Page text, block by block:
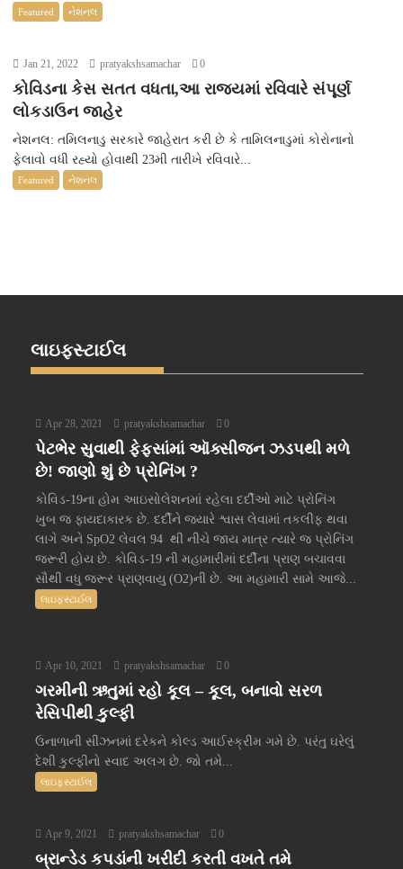
Featured નેશનલ
Jan 21, 2022 pratyakshsamachar 0
કોવિડના કેસ સતત વધતા,આ રાજ્યમાં રવિવારે સંપૂર્ણ
લોકડાઉન જાહેર
નેશનલ: તમિલનાડુ સરકારે જાહેરાત કરી છે કે તામિલનાડુમાં કોરોનાનો
ફેલાવો વધી રહ્યો હોવાથી 23મી તારીખે રવિવારે...
Featured નેશનલ
લાઇફસ્ટાઈલ
Apr 28, 2021 pratyakshsamachar 0
પેટભેર સુવાથી ફેફસાંમાં ઑક્સીજન ઝડપથી મળે
છે! જાણો શું છે પ્રોનિંગ ?
કોવિડ-19ના હોમ આઇસોલેશનમાં રહેલા દર્દીઓ માટે પ્રોનિંગ
ખુબ જ ફાયદાકારક છે. દર્દીને જ્યારે શ્વાસ લેવામાં તકલીફ થવા
લાગે અને SpO2 લેવલ 94 થી નીચે જાય માત્ર ત્યારે જ પ્રોનિંગ
જરૂરી હોય છે. કોવિડ-19 ની મહામારીમાં દર્દીના પ્રાણ બચાવવા
સૌથી વધુ જરૂર પ્રાણવાયુ (O2)ની છે. આ મહામારી સામે આજે...
લાઇફસ્ટાઈલ
Apr 10, 2021 pratyakshsamachar 0
ગરમીની ઋતુમાં રહો કૂલ – કૂલ, બનાવો સરળ
રેસિપીથી કુલ્ફી
ઉનાળાની સીઝનમાં દરેકને કોલ્ડ આઈસ્ક્રીમ ગમે છે. પરંતુ ઘરેલું
દેશી કુલ્ફીનો સ્વાદ અલગ છે. જો તમે...
લાઇફસ્ટાઈલ
Apr 9, 2021 pratyakshsamachar 0
બ્રાન્ડેડ કપડાંની ખરીદી કરતી વખતે તમે